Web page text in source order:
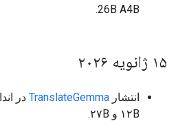
26B A4B.
۱۵ ژانویه ۲۰۲۶
انتشار TranslateGemma
۱۲B و ۲۷B.